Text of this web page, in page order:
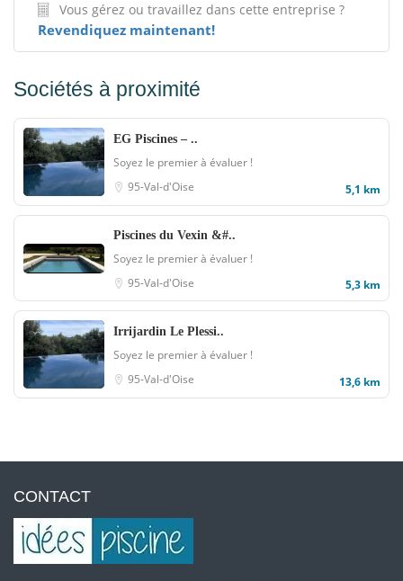
Vous gérez ou travaillez dans cette entreprise ?
Revendiquez maintenant!
Sociétés à proximité
EG Piscines – ..
Soyez le premier à évaluer !
95-Val-d'Oise
5,1 km
Piscines du Vexin &#..
Soyez le premier à évaluer !
95-Val-d'Oise
5,3 km
Irrijardin Le Plessi..
Soyez le premier à évaluer !
95-Val-d'Oise
13,6 km
CONTACT